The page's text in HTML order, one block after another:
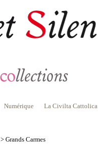
Numérique La Civilta Cattolica
> Grands Carmes